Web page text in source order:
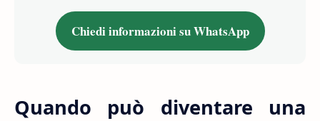
Chiedi informazioni su WhatsApp
Quando può diventare una